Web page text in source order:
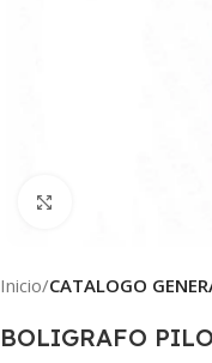
Inicio CATALOGO
BOLIGRAFO